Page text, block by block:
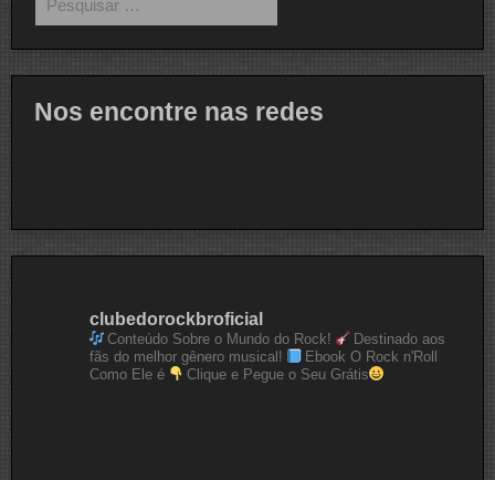
por:
Nos encontre nas redes
clubedorockbroficial
Conteúdo Sobre o Mundo do Rock!
Destinado aos
fãs do melhor gênero musical!
Ebook O Rock n'Roll
Como Ele é
Clique e Pegue o Seu Grátis